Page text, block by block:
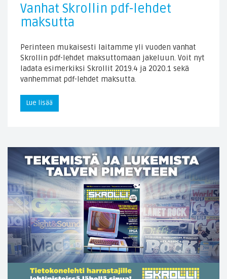
Vanhat Skrollin pdf-lehdet
maksutta
Perinteen mukaisesti laitamme yli vuoden vanhat
Skrollin pdf-lehdet maksuttomaan jakeluun. Voit nyt
ladata esimerkiksi Skrollit 2019.4 ja 2020.1 sekä
vanhemmat pdf-lehdet maksutta.
Lue lisää